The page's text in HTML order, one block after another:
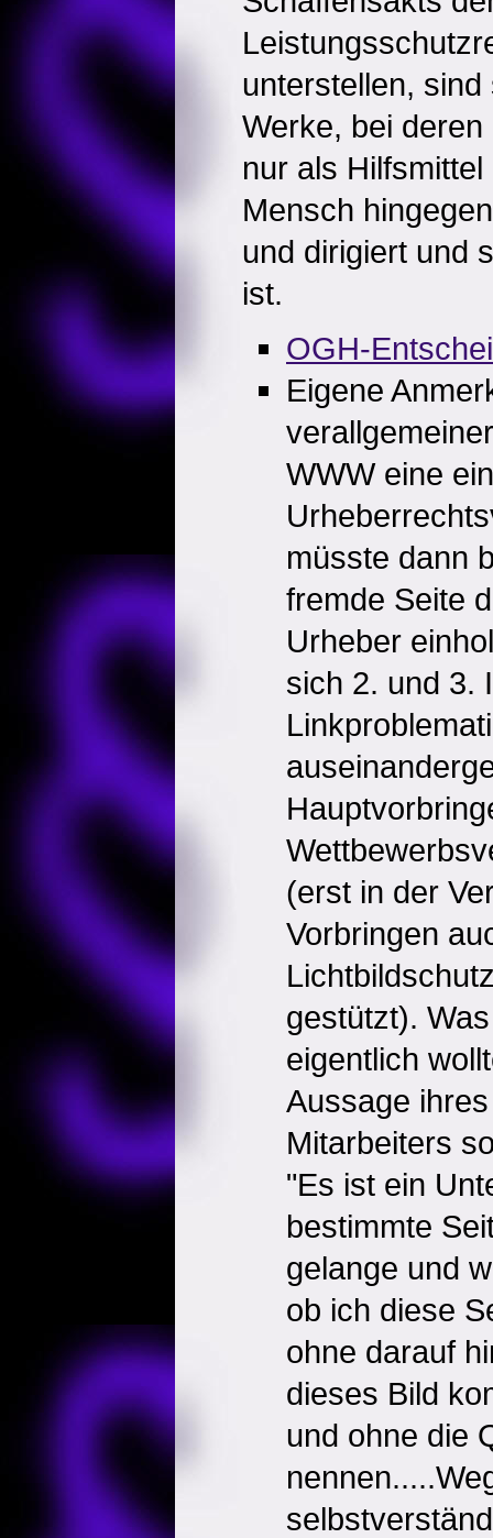
unterstellen,
Werke, bei
nur als
Mensch
und dirigiert und
ist.
OGH-
Eigene
WWW eine
müsste dann
fremde Seite
Urheber
sich 2. und 3.
(erst in der
Vorbringen
gestützt).
eigentlich
Aussage
Mitarbeiters
"Es ist ein
bestimmte
gelange und
ob ich diese
ohne darauf
dieses Bild
und ohne die